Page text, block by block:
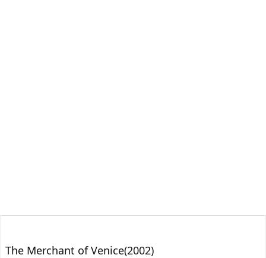
The Merchant of Venice(2002)